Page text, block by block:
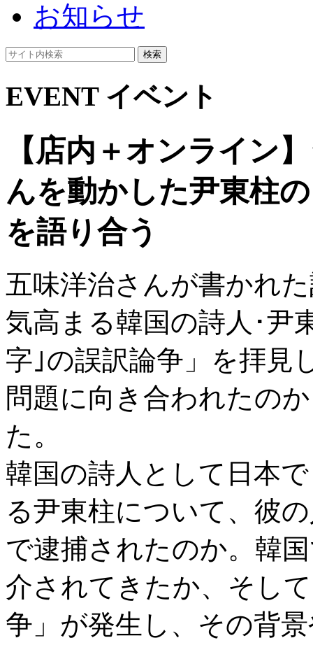
お知らせ
検索
EVENT イベント
【店内＋オンライン
んを動かした尹東柱
を語り合う
五味洋治さんが書かれ
気高まる韓国の詩人･尹
字｣の誤訳論争」を拝見
問題に向き合われたの
た。
韓国の詩人として日本
る尹東柱について、彼
で逮捕されたのか。韓
介されてきたか、そし
争」が発生し、その背